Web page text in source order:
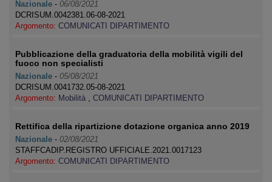
Nazionale - 06/08/2021
DCRISUM.0042381.06-08-2021
Argomento: COMUNICATI DIPARTIMENTO
Pubblicazione della graduatoria della mobilità vigili del
fuoco non specialisti
Nazionale - 05/08/2021
DCRISUM.0041732.05-08-2021
Argomento: Mobilità , COMUNICATI DIPARTIMENTO
Rettifica della ripartizione dotazione organica anno 2019
Nazionale - 02/08/2021
STAFFCADIP.REGISTRO UFFICIALE.2021.0017123
Argomento: COMUNICATI DIPARTIMENTO